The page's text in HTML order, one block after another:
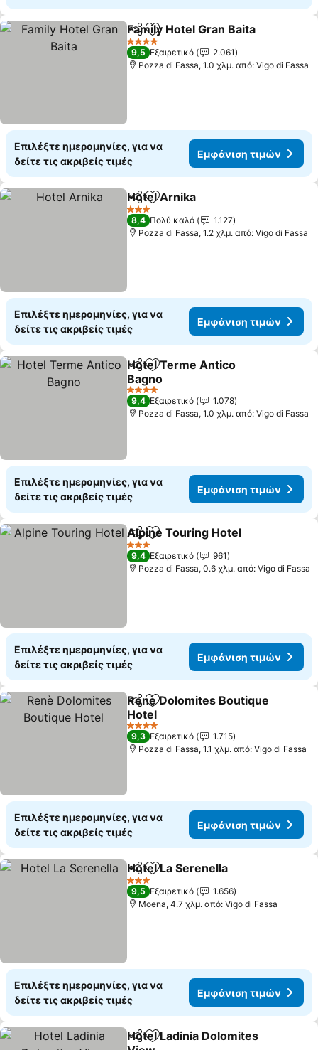
Κοινοποίηση
Προσθήκη στα αγαπημένα
Family Hotel Gran Baita
4 Αστέρια
9,5 Εξαιρετικό
2.061
Pozza di Fassa, 1.0 χλμ. από: Vigo di Fassa
Επιλέξτε ημερομηνίες, για να
δείτε τις ακριβείς τιμές
Εμφάνιση τιμών
Κοινοποίηση
Προσθήκη στα αγαπημένα
Hotel Arnika
3 Αστέρια
8,4 Πολύ καλό
1.127
Pozza di Fassa, 1.2 χλμ. από: Vigo di Fassa
Επιλέξτε ημερομηνίες, για να
δείτε τις ακριβείς τιμές
Εμφάνιση τιμών
Κοινοποίηση
Προσθήκη στα αγαπημένα
Hotel Terme Antico
Bagno
4 Αστέρια
9,4 Εξαιρετικό
1.078
Pozza di Fassa, 1.0 χλμ. από: Vigo di Fassa
Επιλέξτε ημερομηνίες, για να
δείτε τις ακριβείς τιμές
Εμφάνιση τιμών
Κοινοποίηση
Προσθήκη στα αγαπημένα
Alpine Touring Hotel
3 Αστέρια
9,4 Εξαιρετικό
961
Pozza di Fassa, 0.6 χλμ. από: Vigo di Fassa
Επιλέξτε ημερομηνίες, για να
δείτε τις ακριβείς τιμές
Εμφάνιση τιμών
Κοινοποίηση
Προσθήκη στα αγαπημένα
Renè Dolomites Boutique
Hotel
4 Αστέρια
9,3 Εξαιρετικό
1.715
Pozza di Fassa, 1.1 χλμ. από: Vigo di Fassa
Επιλέξτε ημερομηνίες, για να
δείτε τις ακριβείς τιμές
Εμφάνιση τιμών
Κοινοποίηση
Προσθήκη στα αγαπημένα
Hotel La Serenella
3 Αστέρια
9,5 Εξαιρετικό
1.656
Moena, 4.7 χλμ. από: Vigo di Fassa
Επιλέξτε ημερομηνίες, για να
δείτε τις ακριβείς τιμές
Εμφάνιση τιμών
Κοινοποίηση
Προσθήκη στα αγαπημένα
Hotel Ladinia Dolomites